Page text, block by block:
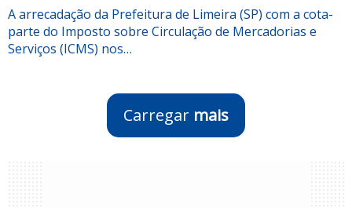
A arrecadação da Prefeitura de Limeira (SP) com a cota-
parte do Imposto sobre Circulação de Mercadorias e
Serviços (ICMS) nos…
Carregar mais